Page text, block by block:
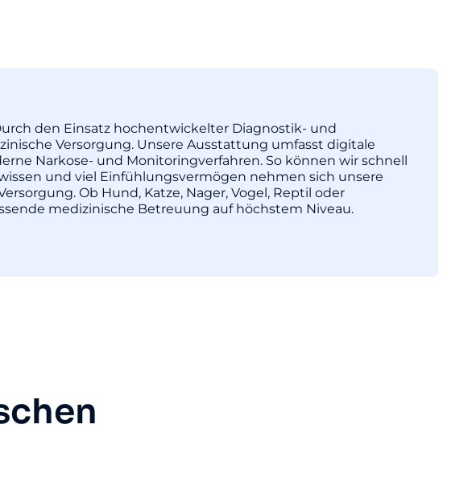
den Einsatz hochentwickelter Diagnostik- und
Versorgung. Unsere Ausstattung umfasst digitale
Narkose- und Monitoringverfahren. So können wir schnell
und viel Einfühlungsvermögen nehmen sich unsere
Ob Hund, Katze, Nager, Vogel, Reptil oder
medizinische Betreuung auf höchstem Niveau.